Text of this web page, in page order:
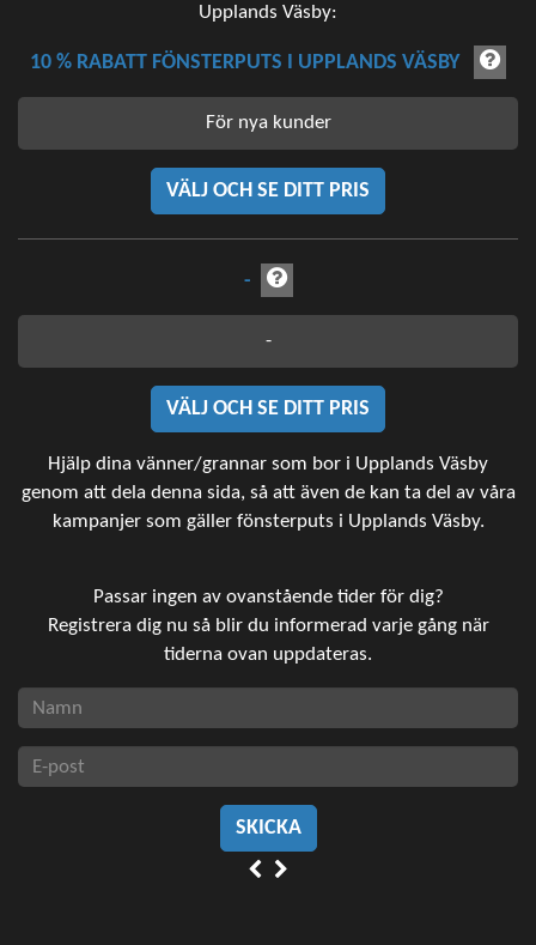
Upplands Väsby:
10 % RABATT FÖNSTERPUTS I UPPLANDS VÄSBY
För nya kunder
VÄLJ OCH SE DITT PRIS
-
-
VÄLJ OCH SE DITT PRIS
Hjälp dina vänner/grannar som bor i Upplands Väsby
genom att dela denna sida, så att även de kan ta del av våra
kampanjer som gäller fönsterputs i Upplands Väsby.
Passar ingen av ovanstående tider för dig?
Registrera dig nu så blir du informerad varje gång när
tiderna ovan uppdateras.